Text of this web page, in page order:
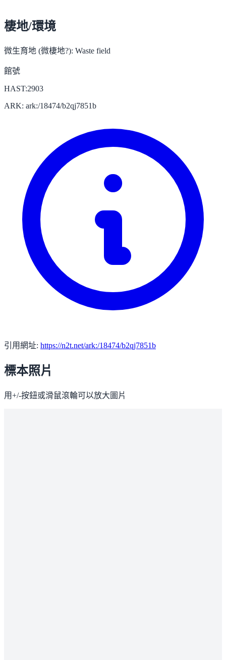
棲地/環境
微生育地 (微棲地?): Waste field
館號
HAST:2903
ARK: ark:/18474/b2qj7851b
引用網址: https://n2t.net/ark:/18474/b2qj7851b
標本照片
用+/-按鈕或滑鼠滾輪可以放大圖片